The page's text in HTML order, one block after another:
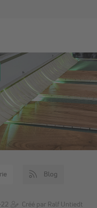
Blog
Créé par Ralf Untiedt